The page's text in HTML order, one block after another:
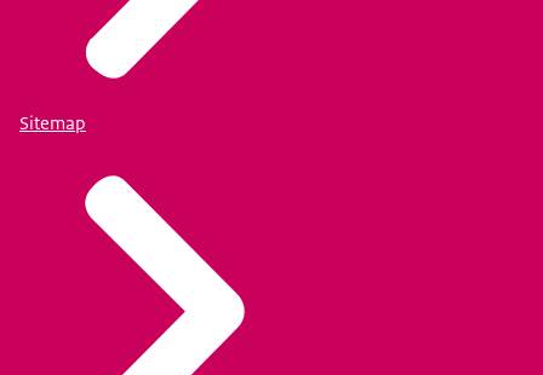
Sitemap